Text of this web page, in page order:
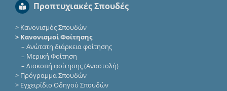
Προπτυχιακές Σπουδές
> Κανονισμός Σπουδών
> Κανονισμοί Φοίτησης
– Ανώτατη διάρκεια φοίτησης
– Μερική Φοίτηση
– Διακοπή φοίτησης (Αναστολή)
> Πρόγραμμα Σπουδών
> Εγχειρίδιο Οδηγού Σπουδών